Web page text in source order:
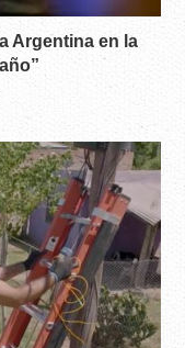
Argentina en la